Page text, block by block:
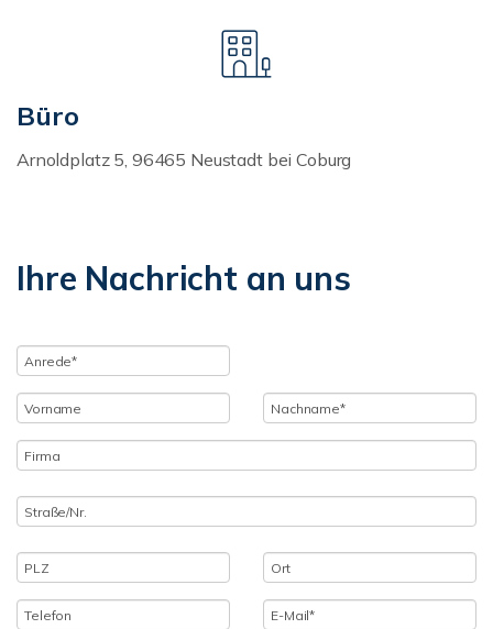
Büro
Arnoldplatz 5, 96465 Neustadt bei Coburg
Ihre Nachricht an uns